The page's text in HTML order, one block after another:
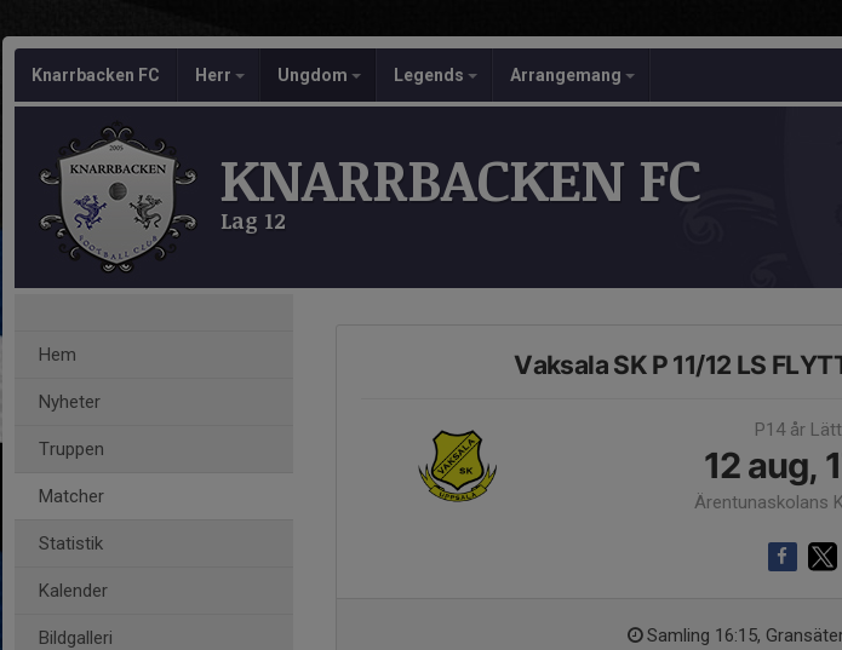
Knarrbacken FC Herr Ungdom Legends Arrangemang
KNARRBACKEN FC
Lag 12
Hem
Nyheter
Truppen
Matcher
Statistik
Kalender
Bildgalleri
Vaksala SK P 11/12 LS
P14 år
12 aug,
Ärentunaskolans
Samling 16:15,